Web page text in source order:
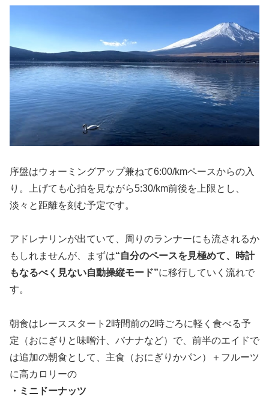
序盤はウォーミングアップ兼ねて6:00/kmペースからの入
り。上げても心拍を見ながら5:30/km前後を上限とし、
淡々と距離を刻む予定です。
アドレナリンが出ていて、周りのランナーにも流されるか
もしれませんが、まずは“自分のペースを見極めて、時計
もなるべく見ない自動操縦モード”に移行していく流れで
す。
朝食はレーススタート2時間前の2時ごろに軽く食べる予
定（おにぎりと味噌汁、バナナなど）で、前半のエイドで
は追加の朝食として、主食（おにぎりかパン）＋フルーツ
に高カロリーの
・ミニドーナッツ